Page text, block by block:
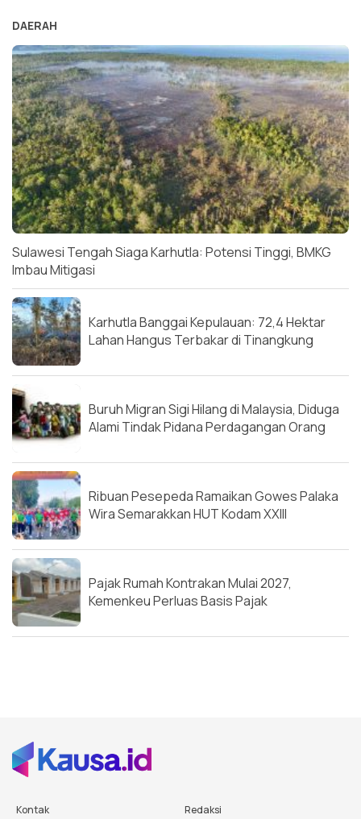
DAERAH
Sulawesi Tengah Siaga Karhutla: Potensi Tinggi, BMKG
Imbau Mitigasi
Karhutla Banggai Kepulauan: 72,4 Hektar
Lahan Hangus Terbakar di Tinangkung
Buruh Migran Sigi Hilang di Malaysia, Diduga
Alami Tindak Pidana Perdagangan Orang
Ribuan Pesepeda Ramaikan Gowes Palaka
Wira Semarakkan HUT Kodam XXIII
Pajak Rumah Kontrakan Mulai 2027,
Kemenkeu Perluas Basis Pajak
Kontak Redaksi